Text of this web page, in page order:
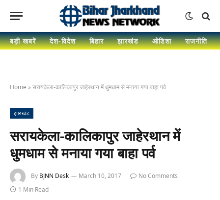
बड़ी खबरें देश-विदेश बिहार झारखंड ओडिशा राजनीति
Home »सरायकेला-कालिकापुर जाहेरथान में धुमधाम से मनाया गया बाहा पर्व
झारखंड
सरायकेला-कालिकापुर जाहेरथान में
धुमधाम से मनाया गया बाहा पर्व
By BJNN Desk March 10, 2017
No Comments
1 Min Read